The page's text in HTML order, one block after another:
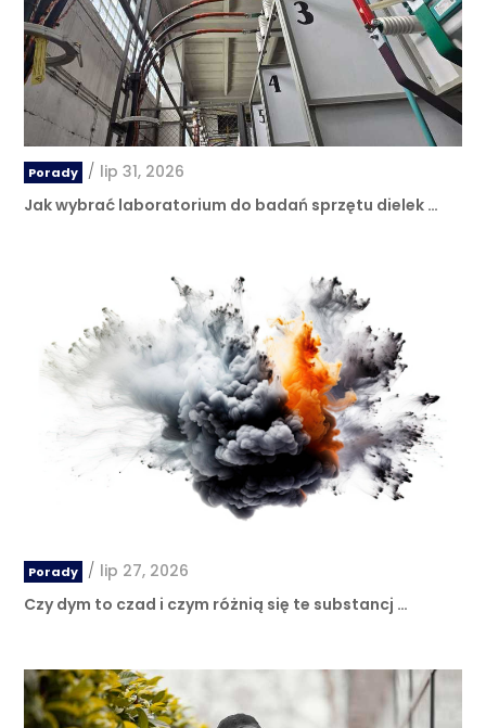
Porady / lip 31, 2026
Jak wybrać laboratorium do badań sprzętu dielek …
Porady / lip 27, 2026
Czy dym to czad i czym różnią się te substancj …